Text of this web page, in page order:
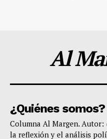
Al
¿Quiénes somos?
Columna Al Margen.
la reflexión y el análisis